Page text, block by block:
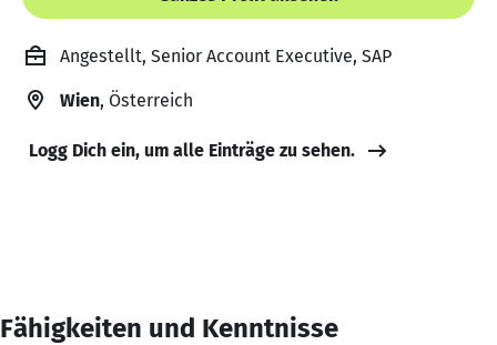
Angestellt, Senior Account Executive, SAP
Wien, Österreich
Logg Dich ein, um alle Einträge zu sehen.
Fähigkeiten und Kenntnisse